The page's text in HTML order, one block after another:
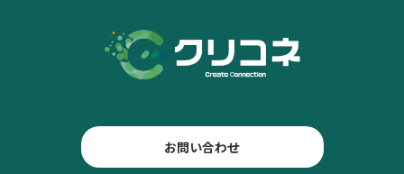
お問い合わせ